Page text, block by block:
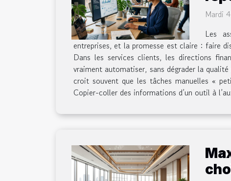
Mardi
Les
entreprises, et la promesse est claire : faire
Dans les services clients, les directions
vraiment automatiser, sans dégrader la
croit souvent que les tâches manuelles «
Copier-coller des informations d’un outil à